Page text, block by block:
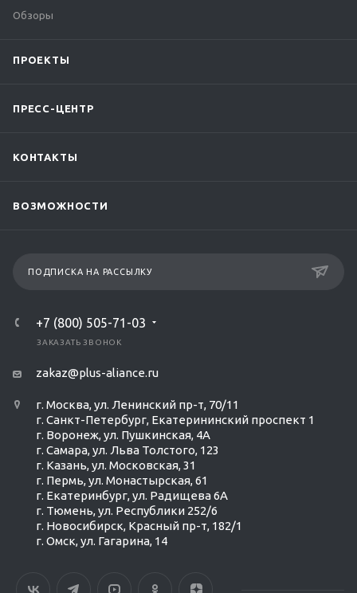
Обзоры
ПРОЕКТЫ
ПРЕСС-ЦЕНТР
КОНТАКТЫ
ВОЗМОЖНОСТИ
ПОДПИСКА НА РАССЫЛКУ
+7 (800) 505-71-03
ЗАКАЗАТЬ ЗВОНОК
zakaz@plus-aliance.ru
г. Москва, ул. Ленинский пр-т, 70/11
г. Санкт-Петербург, Екатерининский проспект 1
г. Воронеж, ул. Пушкинская, 4А
г. Самара, ул. Льва Толстого, 123
г. Казань, ул. Московская, 31
г. Пермь, ул. Монастырская, 61
г. Екатеринбург, ул. Радищева 6А
г. Тюмень, ул. Республики 252/6
г. Новосибирск, Красный пр-т, 182/1
г. Омск, ул. ​Гагарина, 14